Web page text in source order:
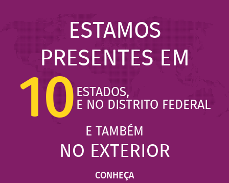
CONHEÇA
ESTAMOS
PRESENTES EM
10 ESTADOS,
E NO DISTRITO FEDERAL
E TAMBÉM
NO EXTERIOR